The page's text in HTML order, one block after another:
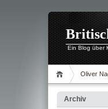
Ein Blog über
Oliver
Archiv